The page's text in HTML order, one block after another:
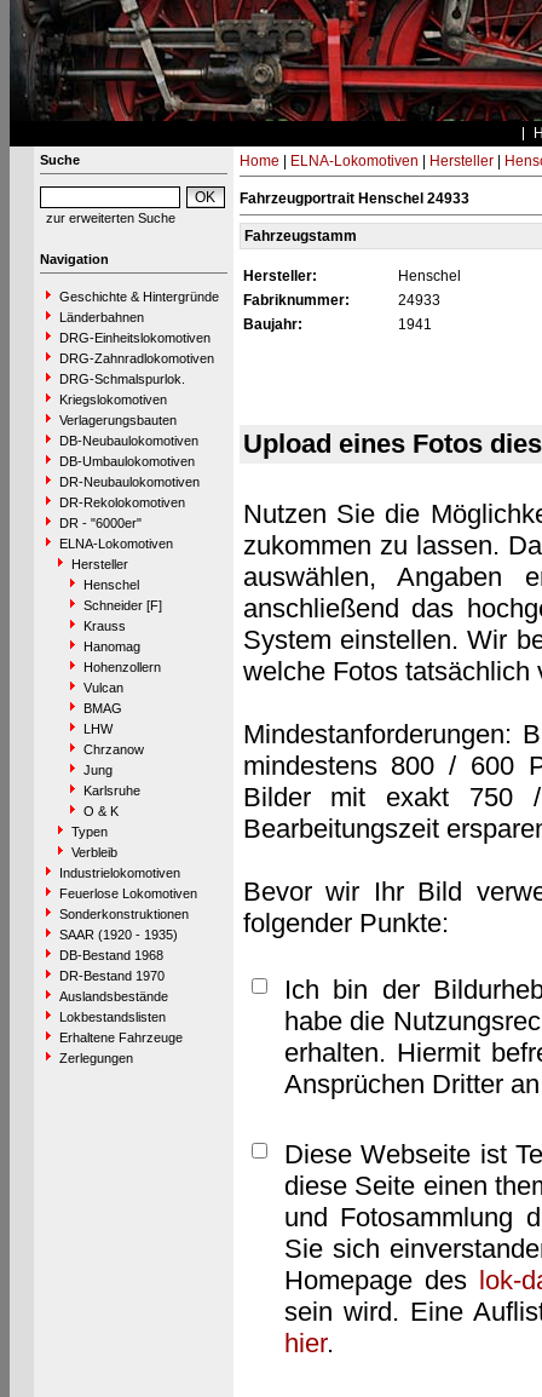
Suche
zur erweiterten Suche
Navigation
Geschichte & Hintergründe
Länderbahnen
DRG-Einheitslokomotiven
DRG-Zahnradlokomotiven
DRG-Schmalspurlok.
Kriegslokomotiven
Verlagerungsbauten
DB-Neubaulokomotiven
DB-Umbaulokomotiven
DR-Neubaulokomotiven
DR-Rekolokomotiven
DR - "6000er"
ELNA-Lokomotiven
Hersteller
Henschel
Schneider [F]
Krauss
Hanomag
Hohenzollern
Vulcan
BMAG
LHW
Chrzanow
Jung
Karlsruhe
O & K
Typen
Verbleib
Industrielokomotiven
Feuerlose Lokomotiven
Sonderkonstruktionen
SAAR (1920 - 1935)
DB-Bestand 1968
DR-Bestand 1970
Auslandsbestände
Lokbestandslisten
Erhaltene Fahrzeuge
Zerlegungen
Home ELNA-Lokomotiven Hersteller|
Fahrzeugportrait Henschel 24933
Fahrzeugstamm
Hersteller:
Henschel
Fabriknummer:
24933
Baujahr:
1941
Upload eines Fotos
Nutzen Sie die
zukommen zu lassen.
auswählen, Angaben
anschließend das
System einstellen. Wir
welche Fotos tatsächlich
Mindestanforderungen:
mindestens 800 / 600
Bilder mit exakt 750
Bearbeitungszeit
Bevor wir Ihr Bild
folgender Punkte:
Ich bin der
habe die
erhalten. Hiermit
Ansprüchen Dritter
Diese Webseite ist
diese Seite einen
und Fotosammlung
Sie sich
Homepage des lok-
sein wird. Eine
hier.